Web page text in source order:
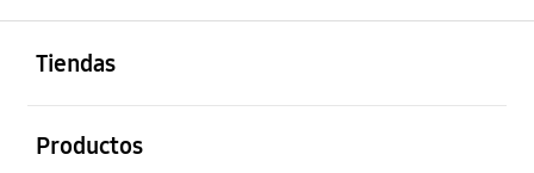
Tiendas
Productos